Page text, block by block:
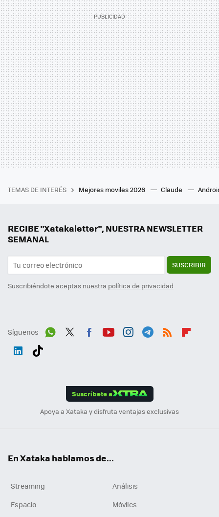
TEMAS DE INTERÉS Mejores moviles 2026 Claude
RECIBE "Xatakaletter", NUESTRA NEWSLETTER
SEMANAL
SUSCRIBIR
Suscribiéndote aceptas nuestra política de privacidad
Síguenos
Suscríbete a
Apoya a Xataka y disfruta ventajas exclusivas
En Xataka hablamos de...
Streaming
Análisis
Espacio
Móviles